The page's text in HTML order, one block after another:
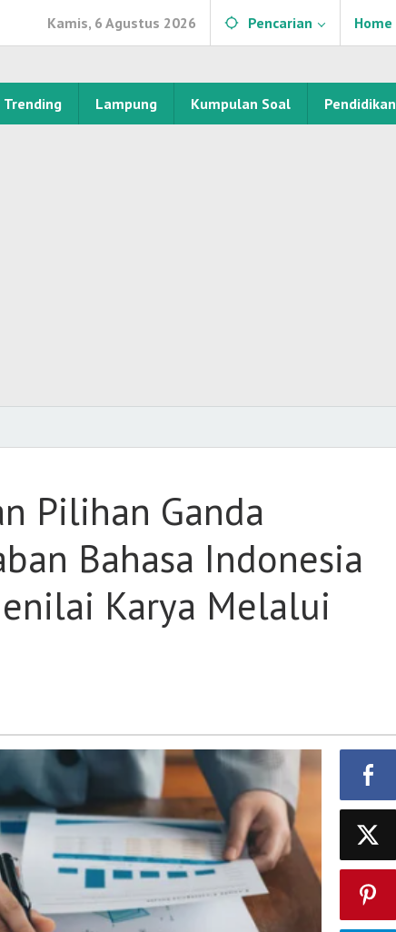
Kamis, 6 Agustus 2026 Pencarian Home
Trending Lampung Kumpulan Soal Pendidikan
Pilihan Ganda
Bahasa Indonesia
Karya Melalui